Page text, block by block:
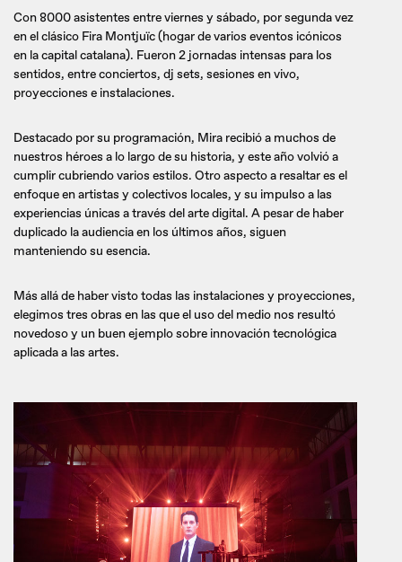
Con 8000 asistentes entre viernes y sábado, por segunda vez
en el clásico Fira Montjuïc (hogar de varios eventos icónicos
en la capital catalana). Fueron 2 jornadas intensas para los
sentidos, entre conciertos, dj sets, sesiones en vivo,
proyecciones e instalaciones.
Destacado por su programación, Mira recibió a muchos de
nuestros héroes a lo largo de su historia, y este año volvió a
cumplir cubriendo varios estilos. Otro aspecto a resaltar es el
enfoque en artistas y colectivos locales, y su impulso a las
experiencias únicas a través del arte digital. A pesar de haber
duplicado la audiencia en los últimos años, siguen
manteniendo su esencia.
Más allá de haber visto todas las instalaciones y proyecciones,
elegimos tres obras en las que el uso del medio nos resultó
novedoso y un buen ejemplo sobre innovación tecnológica
aplicada a las artes.